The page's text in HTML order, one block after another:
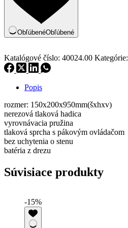
ObľúbenéObľúbené
Katalógové číslo: 40024.00 Kategórie:
Popis
rozmer: 150x200x950mm(šxhxv)
nerezová tlaková hadica
vyrovnávacia pružina
tlaková sprcha s pákovým ovládačom
bez uchytenia o stenu
batéria z drezu
Súvisiace produkty
-15%